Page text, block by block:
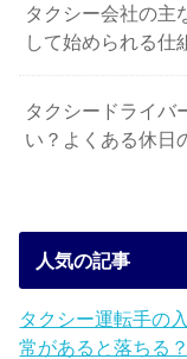
タクシー会社の主
して始められる仕
タクシードライバ
い？よくある休日
人気の記事
タクシー運転手の
常があると落ちる？